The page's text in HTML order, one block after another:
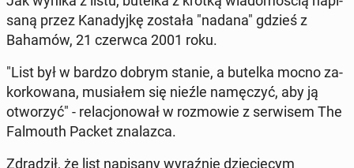
sa­ną przez Ka­na­dyj­kę została "nadana" gdzieś z
Bahamów, 21 czerwca 2001 roku.
"List był w bardzo dobrym stanie, a butelka mocno za­
kor­ko­wa­na, mu­sia­łem się nieźle na­mę­czyć, aby ją
otwo­rzyć" - re­la­cjo­no­wał w roz­mo­wie z ser­wi­sem The
Fal­mo­uth Packet zna­laz­ca.
Zdra­dził, że list na­pi­sa­ny wy­raź­nie dzie­cię­cym